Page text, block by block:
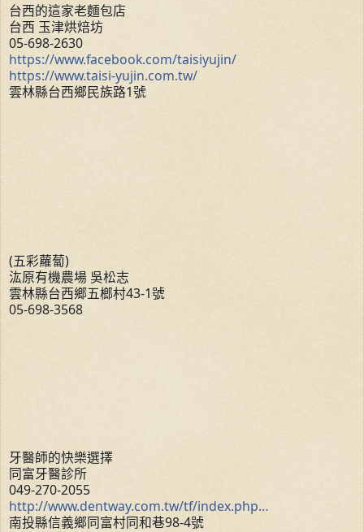
台西的這家老麵包店
台西 玉津烘焙坊
05-698-2630
https://www.facebook.com/taisiyujin/
https://www.taisi-yujin.com.tw/
雲林縣台西鄉民族路1號
(五彩蘿蔔)
汯原有機農場 吳松志
雲林縣台西鄉五榔村43-1號
05-698-3568
牙醫師的快樂選擇
同富牙醫診所
049-270-2055
http://www.dentway.com.tw/tf/index.php…
南投縣信義鄉同富村同和巷98-4號